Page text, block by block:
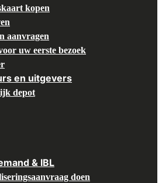
kopen
aanvragen
uw eerste bezoek
en uitgevers
depot
& IBL
doen